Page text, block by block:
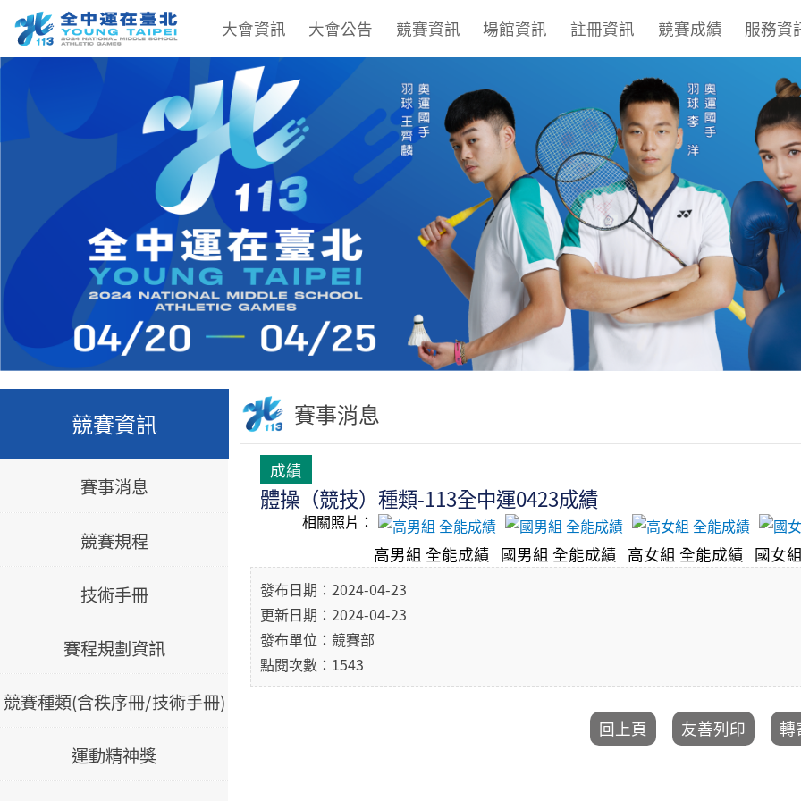
大會資訊 大會公告 競賽資訊 場館資訊 註冊資訊 競賽成績 服務資
競賽資訊
賽事消息
競賽規程
技術手冊
賽程規劃資訊
競賽種類(含秩序冊/技術手冊)
運動精神獎
賽事消息
成績
體操（競技）種類-113全中運0423成績
相關照片：
高男組 全能成績 國男組 全能成績 高女組 全能成績 國女
發布日期：2024-04-23
更新日期：2024-04-23
發布單位：競賽部
點閱次數：1543